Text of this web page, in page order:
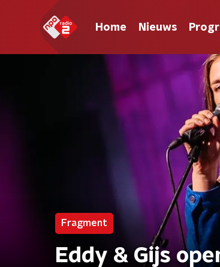
Home Nieuws
Fragment
Eddy & Gijs